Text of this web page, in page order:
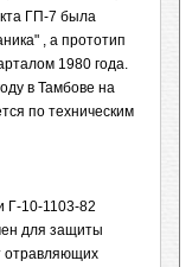
ГП-7 была
, а прототип
1980 года.
в Тамбове на
по техническим
Г-10-1103-82
для защиты
отравляющих